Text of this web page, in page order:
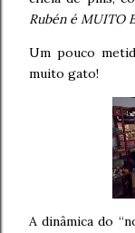
Rubén é MUITO
Um pouco
muito gato!
A dinâmica do